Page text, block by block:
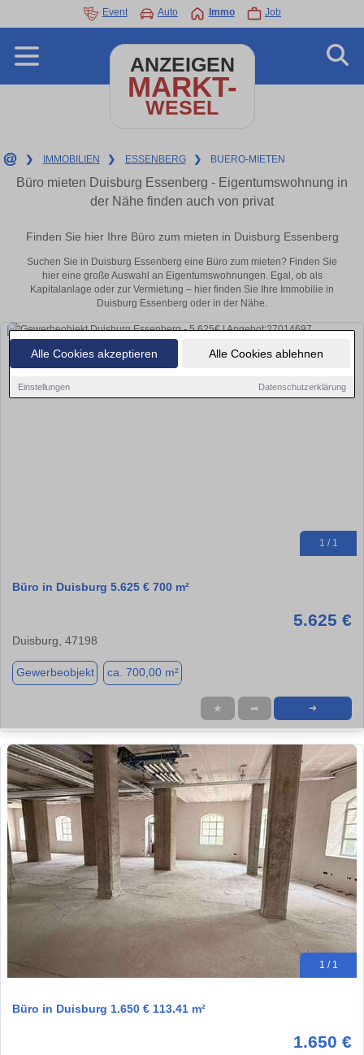
Alle Cookies akzeptieren Alle Cookies ablehnen
Einstellungen Datenschutzerklärung
Event Auto Immo Job
ANZEIGEN
MARKT-
WESEL
❯ IMMOBILIEN ❯ ESSENBERG ❯ BUERO-MIETEN
Büro mieten Duisburg Essenberg - Eigentumswohnung in
der Nähe finden auch von privat
Finden Sie hier Ihre Büro zum mieten in Duisburg Essenberg
Suchen Sie in Duisburg Essenberg eine Büro zum mieten? Finden Sie
hier eine große Auswahl an Eigentumswohnungen. Egal, ob als
Kapitalanlage oder zur Vermietung – hier finden Sie Ihre Immobilie in
Duisburg Essenberg oder in der Nähe.
1 / 1
Büro in Duisburg 5.625 € 700 m²
5.625 €
Duisburg, 47198
Gewerbeobjekt ca. 700,00 m²
★ ➦ ➜
1 / 1
Büro in Duisburg 1.650 € 113.41 m²
1.650 €